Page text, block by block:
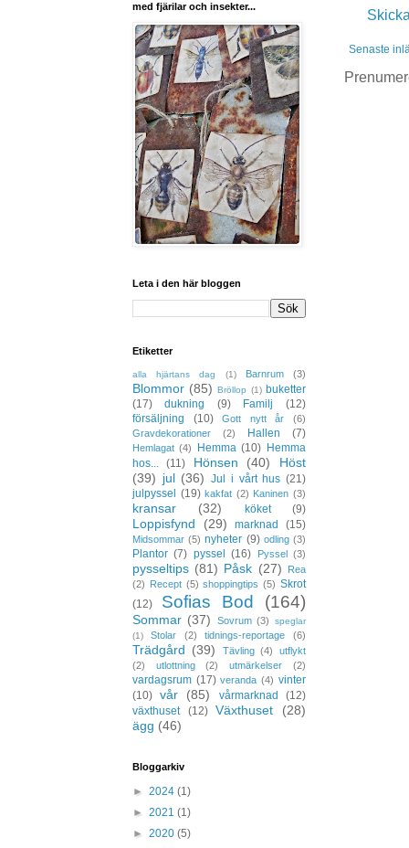
Senaste
med fjärilar och insekter...
Leta i den här bloggen
Etiketter
alla hjärtans dag (1) Barnrum (3)
Blommor (85) Bröllop (1) buketter
(17)
dukning (9) Familj
(12)
försäljning
(10) Gott nytt år
(6)
Gravdekorationer
(2) Hallen (7)
Hemlagat (4) Hemma (10) Hemma
hos...
(11) Hönsen (40)
Höst
(39) jul (36) Jul i vårt hus (21)
julpyssel
(19) kakfat (2) Kaninen (3)
kransar (32) köket (9)
Loppisfynd (29) marknad (15)
Midsommar (5) nyheter (9) odling (3)
Plantor (7) pyssel (16) Pyssel (3)
pysseltips (81) Påsk (27)
Rea
(2) Recept (5) shoppingtips (5) Skrot
(12)
Sofias Bod (164)
Sommar (37) Sovrum (3)
speglar
(1)
Stolar (2) tidnings-reportage (6)
Trädgård (39) Tävling (4)
utflykt
(2)
utlottning (2) utmärkelser (2)
vardagsrum (17) veranda (4) vinter
(10) vår (85) vårmarknad
(12)
växthuset
(12) Växthuset
(28)
ägg (46)
Bloggarkiv
► 2024 (1)
► 2021 (1)
► 2020 (5)